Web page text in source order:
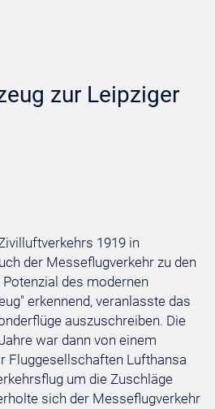
zur Leipziger
1919 in
der Messeflugverkehr zu den
des modernen
erkennend, veranlasste das
auszuschreiben. Die
war dann von einem
Fluggesellschaften Lufthansa
um die Zuschläge
sich der Messeflugverkehr